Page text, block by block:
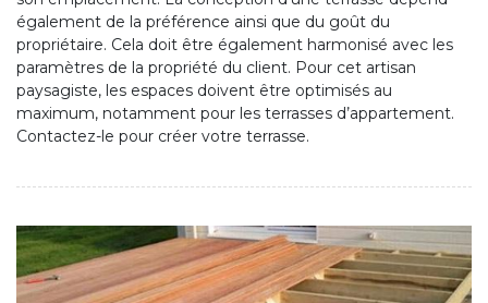
également de la préférence ainsi que du goût du
propriétaire. Cela doit être également harmonisé avec les
paramètres de la propriété du client. Pour cet artisan
paysagiste, les espaces doivent être optimisés au
maximum, notamment pour les terrasses d’appartement.
Contactez-le pour créer votre terrasse.